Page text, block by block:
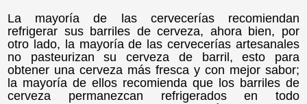
La mayoría de las cervecerías recomiendan
refrigerar sus barriles de cerveza, ahora bien, por
otro lado, la mayoría de las cervecerías artesanales
no pasteurizan su cerveza de barril, esto para
obtener una cerveza más fresca y con mejor sabor;
la mayoría de ellos recomienda que los barriles de
cerveza permanezcan refrigerados en todo